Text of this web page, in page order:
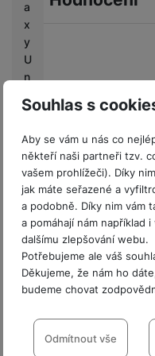
Souhlas s
Aby se vám u nás co
někteří naši partneři tzv.
vašem prohlížeči). Díky
jak máte seřazené a
a podobně. Díky nim vám
a pomáhají nám například
dalšímu zlepšování webu.
Potřebujeme ale váš
Děkujeme, že nám ho
budeme chovat
Nastavení
cookies
Odmítnout vše
a
x
y
U
n
a
k
e
M
o
bi
le
O
fit
Pro vkládání recenzí
Největší síť
prodejen
příslušenství.
Seznam
prodejen